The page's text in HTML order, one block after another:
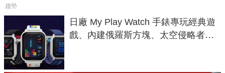
趨勢
日廠 My Play Watch 手錶專玩經典遊
戲、內建俄羅斯方塊、太空侵略者，